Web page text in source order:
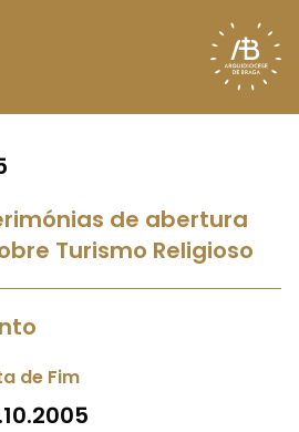
de abertura
Turismo Religioso
de Fim